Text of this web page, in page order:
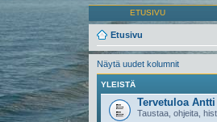
ETUSIVU
Etusivu
Näytä uudet kolumnit
YLEISTÄ
Tervetuloa
Taustaa, ohjeita,